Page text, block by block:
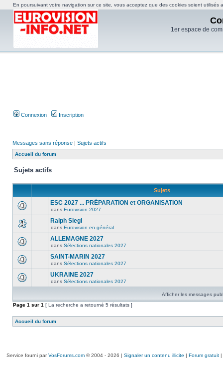
1er espace de
Connexion Inscription
Messages sans réponse | Sujets actifs
Accueil du forum
Sujets actifs
Sujets
ESC 2027 ... PRÉPARATION et ORGANISATION
dans Eurovision 2027
Ralph Siegl
dans Eurovision en général
ALLEMAGNE 2027
dans Sélections nationales 2027
SAINT-MARIN 2027
dans Sélections nationales 2027
UKRAINE 2027
dans Sélections nationales 2027
Afficher les messages
Page 1 sur 1 [ La recherche a retourné 5 résultats ]
Accueil du forum
Service fourni parVosForums.com© 2004 - 2026 | Signaler un contenu illicite | Forum gratuit|
En poursuivant votre navigation sur ce site, vous acceptez que des cookies soient